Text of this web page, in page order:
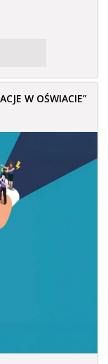
W OŚWIACIE”